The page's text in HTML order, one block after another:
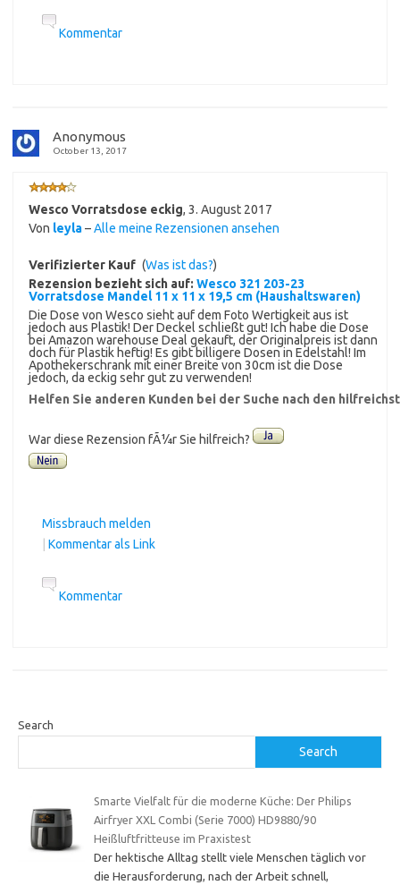
Kommentar
Anonymous
October 13, 2017
Wesco Vorratsdose eckig, 3. August 2017
Von leyla–Alle meine Rezensionen ansehen
Verifizierter Kauf (Was ist das?)
Rezension bezieht sich auf: Wesco 321 203-23
Vorratsdose Mandel 11 x 11 x 19,5 cm (Haushaltswaren)
Die Dose von Wesco sieht auf dem Foto Wertigkeit aus ist
jedoch aus Plastik! Der Deckel schließt gut! Ich habe die Dose
bei Amazon warehouse Deal gekauft, der Originalpreis ist dann
doch für Plastik heftig! Es gibt billigere Dosen in Edelstahl! Im
Apothekerschrank mit einer Breite von 30cm ist die Dose
jedoch, da eckig sehr gut zu verwenden!
Helfen Sie anderen Kunden bei der Suche nach den
War diese Rezension fÃ¼r Sie hilfreich?
Missbrauch melden
Kommentar als Link
Kommentar
Search
Search
Smarte Vielfalt für die moderne Küche: Der Philips
Airfryer XXL Combi (Serie 7000) HD9880/90
Heißluftfritteuse im Praxistest
Der hektische Alltag stellt viele Menschen täglich vor
die Herausforderung, nach der Arbeit schnell,